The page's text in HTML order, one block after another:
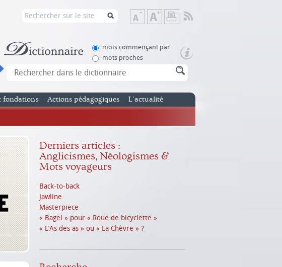
Diminuer
la
de
Augmenter
la
de
mots commençant par
mots proches
fondations Actions pédagogiques L’actualité
Derniers articles :
Anglicismes, Néologismes &
Mots voyageurs
Back-to-back
Jawline
Masterpiece
« Bagel » pour « Roue de bicyclette »
« L’As des as » ou « La Chèvre » ?